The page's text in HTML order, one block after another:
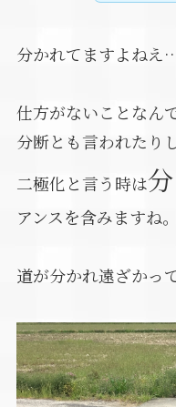
分かれてますよねえ
仕方がないことなん
分断とも言われたり
二極化と言う時は
アンスを含みますね。
道が分かれ遠ざかっ